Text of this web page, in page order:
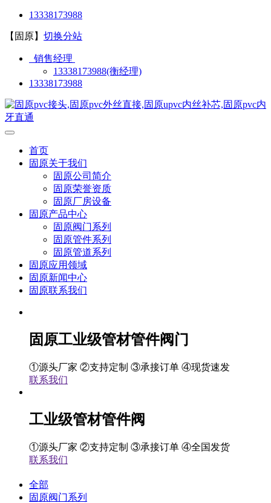
13338173988
【固原】 切换分站
销售经理
13338173988(衡经理)
13338173988
首页
固原关于我们
固原公司简介
固原荣誉资质
固原厂房设备
固原产品中心
固原阀门系列
固原管件系列
固原管道系列
固原应用领域
固原新闻中心
固原联系我们
固原工业级管材管件阀门
①源头厂家 ②支持定制 ③承接订单 ④现货速发
联系我们
工业级管材管件阀
①源头厂家 ②支持定制 ③承接订单 ④全国发货
联系我们
全部
固原阀门系列